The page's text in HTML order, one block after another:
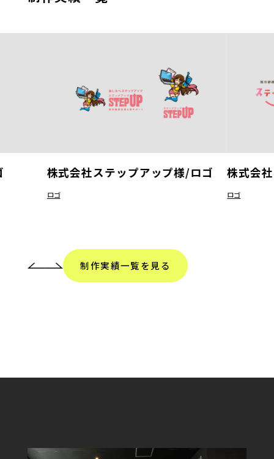
株式会社ステップアップ様/ロゴ
ロゴ
株式会
ロゴ
制作実績一覧を見る